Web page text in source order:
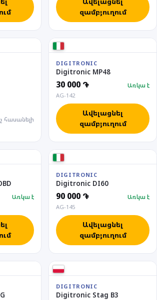
զամբյուղում
հասանելի
DIGITRONIC
Digitronic MP48
30 000 ֏
Առկա է
AG-142
Ավելացնել
զամբյուղում
Առկա է
DIGITRONIC
Digitronic DI60
90 000 ֏
Առկա է
AG-145
Ավելացնել
զամբյուղում
DIGITRONIC
Digitronic Stag B3